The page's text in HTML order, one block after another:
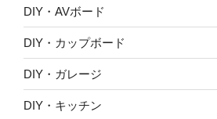
DIY・AVボード
DIY・カップボード
DIY・ガレージ
DIY・キッチン